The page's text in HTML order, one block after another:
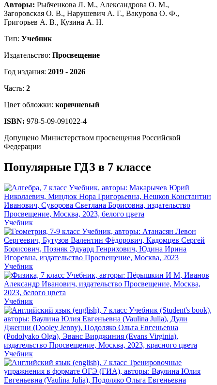
Авторы: Рыбченкова Л. М., Александрова О. М.,
Загоровская О. В., Нарушевич А. Г., Вакурова О. Ф.,
Григорьев А. В., Кузина А. Н.
Тип: Учебник
Издательство: Просвещение
Год издания: 2019 - 2026
Часть: 2
Цвет обложки: коричневый
ISBN: 978-5-09-091022-4
Допущено Министерством просвещения Российской
Федерации
Популярные ГДЗ в 7 классе
Учебник
Учебник
Учебник
Учебник